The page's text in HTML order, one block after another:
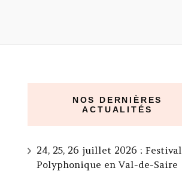
NOS DERNIÈRES
ACTUALITÉS
24, 25, 26 juillet 2026 : Festival
Polyphonique en Val-de-Saire